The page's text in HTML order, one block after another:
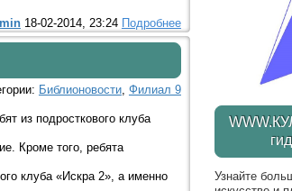
18-02-2014, 23:24 Подробнее
Библионовости, Филиал 9
из подросткового клуба
Кроме того, ребята
клуба «Искра 2», а именно
Узнайте